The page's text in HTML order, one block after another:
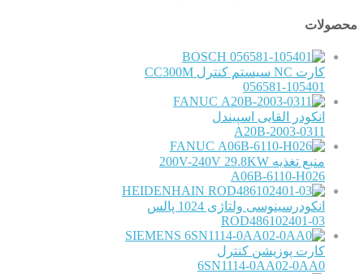
محصولات
BOSCH
کارت NC سیستم کنترل CC300M
056581-105401
FANUC
انکودر القایی اسپیندل
A20B-2003-0311
FANUC
منبع تغذیه 200V-240V 29.8KW
A06B-6110-H026
HEIDENHAIN
انکودرسینوسی ولتاژی 1024 پالس
ROD486102401-03
SIEMENS
کارت پوزیشن کنترل
6SN1114-0AA02-0AA0